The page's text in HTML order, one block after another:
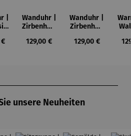
|
Preis:
Wanduhr |
Zirbenholz
LIEBE
Regulärer Preis:
129,00 €
Wanduhr |
Zirbenholz
RUHRZEIT
Regulärer Preis:
129,00 €
unsere Neuheiten